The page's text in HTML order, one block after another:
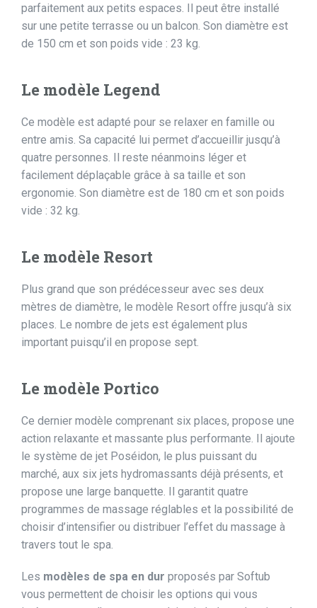
parfaitement aux petits espaces. Il peut être installé
sur une petite terrasse ou un balcon. Son diamètre est
de 150 cm et son poids vide : 23 kg.
Le modèle Legend
Ce modèle est adapté pour se relaxer en famille ou
entre amis. Sa capacité lui permet d’accueillir jusqu’à
quatre personnes. Il reste néanmoins léger et
facilement déplaçable grâce à sa taille et son
ergonomie. Son diamètre est de 180 cm et son poids
vide : 32 kg.
Le modèle Resort
Plus grand que son prédécesseur avec ses deux
mètres de diamètre, le modèle Resort offre jusqu’à six
places. Le nombre de jets est également plus
important puisqu’il en propose sept.
Le modèle Portico
Ce dernier modèle comprenant six places, propose une
action relaxante et massante plus performante. Il ajoute
le système de jet Poséidon, le plus puissant du
marché, aux six jets hydromassants déjà présents, et
propose une large banquette. Il garantit quatre
programmes de massage réglables et la possibilité de
choisir d’intensifier ou distribuer l’effet du massage à
travers tout le spa.
Les modèles de spa en dur proposés par Softub
vous permettent de choisir les options qui vous